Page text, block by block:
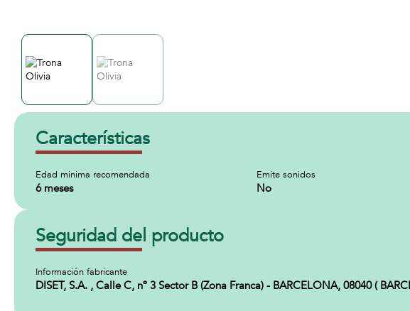
Características
Edad minima recomendada
6 meses
Emite sonidos
No
Seguridad del producto
Información fabricante
DISET, S.A. , Calle C, nº 3 Sector B (Zona Franca) - BARCELONA, 08040 (